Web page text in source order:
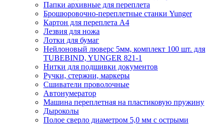
Папки архивные для переплета
Брошюровочно-переплетные станки Yunger
Картон для переплета А4
Лезвия для ножа
Лотки для бумаг
Нейлоновый люверс 5мм, комплект 100 шт. для
TUBEBIND, YUNGER 821-1
Нитки для подшивки документов
Ручки, стержни, маркеры
Сшиватели проволочные
Автонумератор
Машина переплетная на пластиковую пружину
Дыроколы
Полое сверло диаметром 5,0 мм с острыми